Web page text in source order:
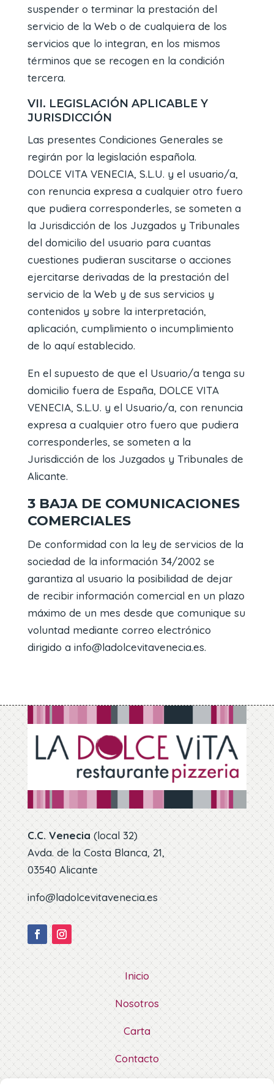
suspender o terminar la prestación del
servicio de la Web o de cualquiera de los
servicios que lo integran, en los mismos
términos que se recogen en la condición
tercera.
VII. LEGISLACIÓN APLICABLE Y
JURISDICCIÓN
Las presentes Condiciones Generales se
regirán por la legislación española.
DOLCE VITA VENECIA, S.L.U. y el usuario/a,
con renuncia expresa a cualquier otro fuero
que pudiera corresponderles, se someten a
la Jurisdicción de los Juzgados y Tribunales
del domicilio del usuario para cuantas
cuestiones pudieran suscitarse o acciones
ejercitarse derivadas de la prestación del
servicio de la Web y de sus servicios y
contenidos y sobre la interpretación,
aplicación, cumplimiento o incumplimiento
de lo aquí establecido.
En el supuesto de que el Usuario/a tenga su
domicilio fuera de España, DOLCE VITA
VENECIA, S.L.U. y el Usuario/a, con renuncia
expresa a cualquier otro fuero que pudiera
corresponderles, se someten a la
Jurisdicción de los Juzgados y Tribunales de
Alicante.
3 BAJA DE COMUNICACIONES
COMERCIALES
De conformidad con la ley de servicios de la
sociedad de la información 34/2002 se
garantiza al usuario la posibilidad de dejar
de recibir información comercial en un plazo
máximo de un mes desde que comunique su
voluntad mediante correo electrónico
dirigido a info@ladolcevitavenecia.es.
C.C. Venecia(local 32)
Avda. de la Costa Blanca, 21,
03540 Alicante
info@ladolcevitavenecia.es
Inicio
Nosotros
Carta
Contacto